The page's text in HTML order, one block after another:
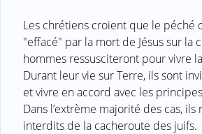
Les chrétiens croient que le péché
"effacé" par la mort de Jésus sur la
hommes ressusciteront pour vivre
Durant leur vie sur Terre, ils sont
et vivre en accord avec les
Dans l’extrème majorité des cas,
interdits de la cacheroute des juifs.